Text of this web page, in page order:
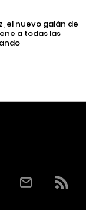
el nuevo galán de
a todas las
CorreoRSS